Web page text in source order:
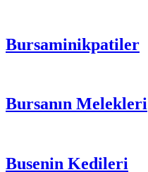
Bursaminikpatiler
Bursanın Melekleri
Busenin Kedileri